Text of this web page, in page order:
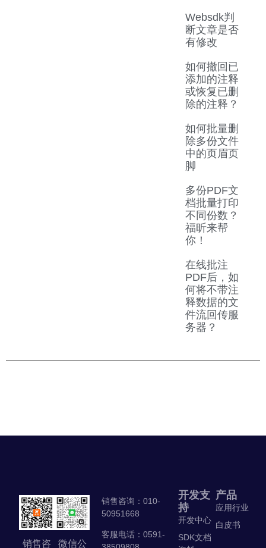
Websdk判
断文章是否
有修改
如何撤回已
添加的注释
或恢复已删
除的注释？
如何批量删
除多份文件
中的页眉页
脚
多份PDF文
档批量打印
不同份数？
福昕来帮
你！
在线批注
PDF后，如
何将不带注
释数据的文
件流回传服
务器？
产品
应用行业
白皮书
开发支
持
开发中心
SDK文档
销售咨询：010-
50951668
客服电话：0591-
销售咨 微信公